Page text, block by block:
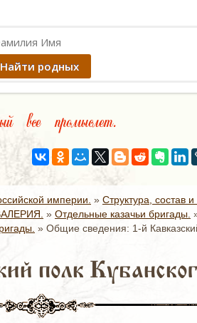
Найти родных
все промыслет.
империи. » Структура, состав
» Отдельные казачьи бригады.
» Общие сведения: 1-й
полк